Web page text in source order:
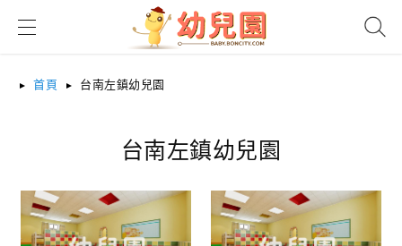
首頁 台南左鎮幼兒園
台南左鎮幼兒園